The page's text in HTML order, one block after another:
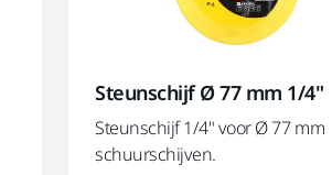
Steunschijf Ø 77 mm 1/4"
Steunschijf 1/4" voor Ø 77 mm
schuurschijven.